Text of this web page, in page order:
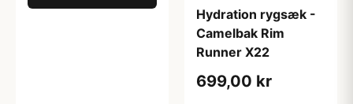
Hydration rygsæk -
Camelbak Rim
Runner X22
699,00 kr